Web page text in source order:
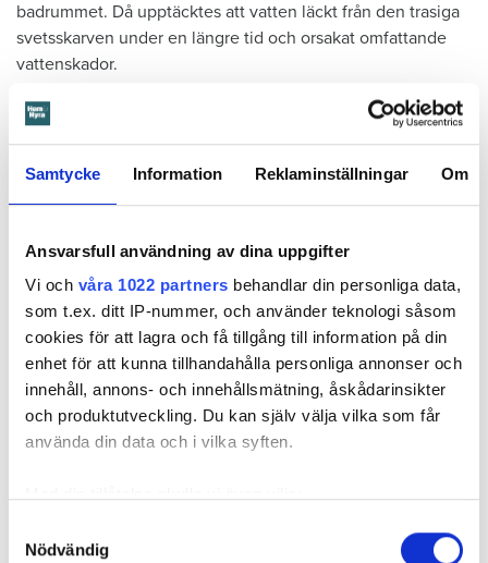
Samtycke Information Reklaminställningar Om
Ansvarsfull användning av dina uppgifter
Vi och våra 1022 partners behandlar din personliga data,
som t.ex. ditt IP-nummer, och använder teknologi såsom
cookies för att lagra och få tillgång till information på din
enhet för att kunna tillhandahålla personliga annonser och
innehåll, annons- och innehållsmätning, åskådarinsikter
och produktutveckling. Du kan själv välja vilka som får
använda din data och i vilka syften.
som kan ha en noggrannhet på upp till flera meter
Nödvändig
badrummet. Då upptäcktes att vatten läckt från den trasiga
svetsskarven under en längre tid och orsakat omfattande
vattenskador.
Därför sade den privata hyresvärden upp hyreskontraktet
med hänvisning till att hyresgästen inte iakttagit sin så
på att flytta fick hyresnämnden i Malmö pröva
uppsägningen.
Foto: Hyresnämnden
Foto: Hyresnämnden